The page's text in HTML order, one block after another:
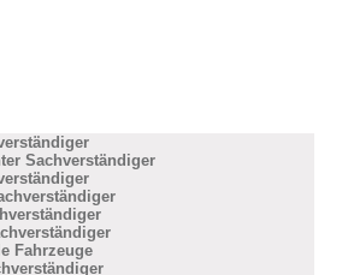
Sachverständiger
Fahrzeuge